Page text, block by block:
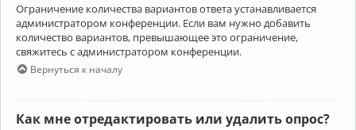
Ограничение количества вариантов ответа устанавливается
администратором конференции. Если вам нужно добавить
количество вариантов, превышающее это ограничение,
свяжитесь с администратором конференции.
Вернуться к началу
Как мне отредактировать или удалить опрос?